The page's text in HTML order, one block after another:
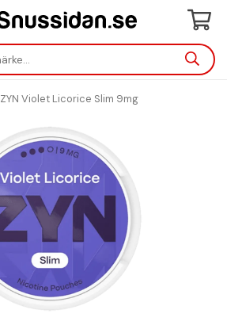
ZYN Violet Licorice Slim 9mg